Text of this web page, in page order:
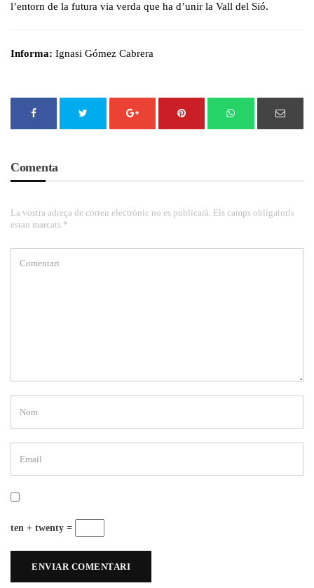
l’entorn de la futura via verda que ha d’unir la Vall del Sió.
Informa: Ignasi Gómez Cabrera
Comenta
La vostra adreça de correu electrònic no es publicarà. Els camps obligatoris
estan marcats *
ten + twenty =